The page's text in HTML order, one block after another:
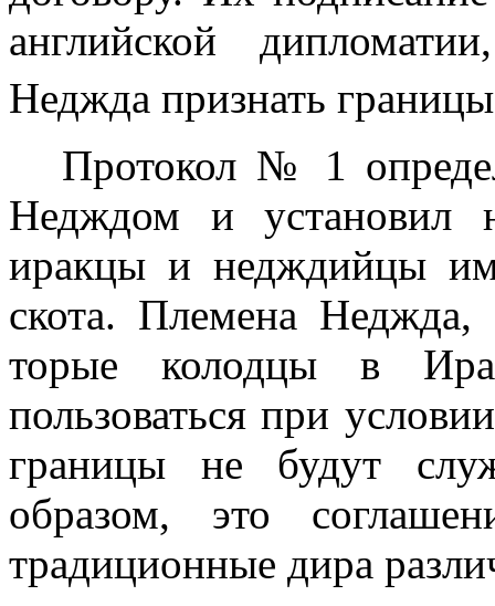
английской
Неджда признать
Протокол № 1
Недждом и уста­новил
иракцы и недждийцы
скота. Племена
торые колодцы в
пользоваться при
границы не будут
образом, это
традици­онные дира